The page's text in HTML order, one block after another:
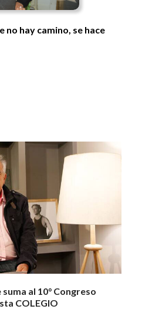
no hay camino, se hace
al 10° Congreso
COLEGIO